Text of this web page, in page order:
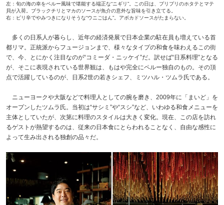
左：旬の海の幸をペルー風味で堪能する端正な“ニギリ”。この日は、プリプリのホタテとマテ
貝が入荷。ブラックチリとマカのソースが魚介の意外な旨味を引き立てる。
右：ピリ辛でやみつきになりそうな“ウニごはん”。アボカドソースがたまらない。
多くの日系人が暮らし、近年の経済発展で日本企業の駐在員も増えている首
都リマ。正統派からフュージョンまで、様々なタイプの和食を味わえるこの街
で、今、とにかく注目なのが“コミーダ・ニッケイ”だ。訳せば“日系料理”となる
が、そこに表現されている世界観は、もはや完全にペルー独自のもの。その頂
点で活躍しているのが、日系2世の若きシェフ、ミツハル・ツムラ氏である。
ニューヨークや大阪などで料理人としての腕を磨き、2009年に「まいど」を
オープンしたツムラ氏。当初は“サシミ”や“スシ”など、いわゆる和食メニューを
主体としていたが、次第に料理のスタイルは大きく変化。現在、この店を訪れ
るゲストが熱望するのは、従来の日本食にとらわれることなく、自由な感性に
よって生み出される独創の品々だ。